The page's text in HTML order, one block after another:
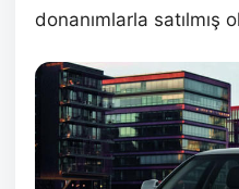
donanımlarla satılmış